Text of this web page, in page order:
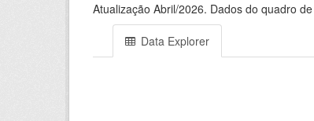
Atualização Abril/2026. Dados do quadro
Data Explorer